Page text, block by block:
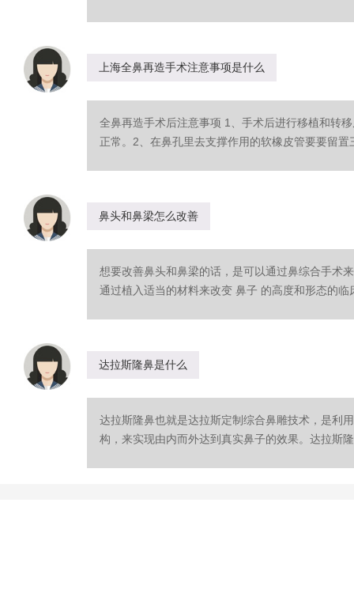
上海全鼻再造手术注意事项是什么
全鼻再造手术后注意事项 1、手术后进行移植和转
正常。2、在鼻孔里去支撑作用的软橡皮管要要留置
鼻头和鼻梁怎么改善
想要改善鼻头和鼻梁的话，是可以通过鼻综合手术
通过植入适当的材料来改变 鼻子 的高度和形态的临
达拉斯隆鼻是什么
达拉斯隆鼻也就是达拉斯定制综合鼻雕技术，是利
构，来实现由内而外达到真实鼻子的效果。达拉斯